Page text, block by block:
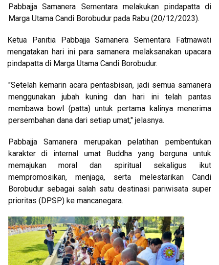
Pabbajja Samanera Sementara melakukan pindapatta di
Marga Utama Candi Borobudur pada Rabu (20/12/2023).
Ketua Panitia Pabbajja Samanera Sementara Fatmawati
mengatakan hari ini para samanera melaksanakan upacara
pindapatta di Marga Utama Candi Borobudur.
"Setelah kemarin acara pentasbisan, jadi semua samanera
menggunakan jubah kuning dan hari ini telah pantas
membawa bowl (patta) untuk pertama kalinya menerima
persembahan dana dari setiap umat," jelasnya.
Pabbajja Samanera merupakan pelatihan pembentukan
karakter di internal umat Buddha yang berguna untuk
memajukan moral dan spiritual sekaligus ikut
mempromosikan, menjaga, serta melestarikan Candi
Borobudur sebagai salah satu destinasi pariwisata super
prioritas (DPSP) ke mancanegara.